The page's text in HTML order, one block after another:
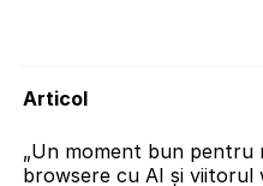
Articol
„Un moment bun pentru
browsere cu AI și viitorul